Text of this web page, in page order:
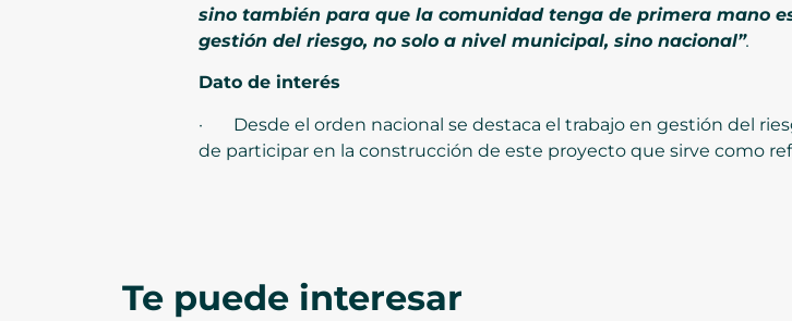
sino también para que la comunidad tenga de primera mano
gestión del riesgo, no solo a nivel municipal, sino nacional”.
Dato de interés
· Desde el orden nacional se destaca el trabajo en gestión del
de participar en la construcción de este proyecto que sirve como
Te puede interesar